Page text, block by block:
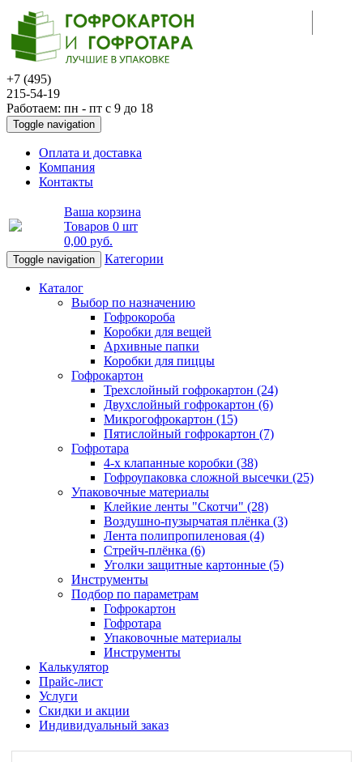
+7 (495)
215-54-19
Работаем: пн - пт с 9 до 18
Toggle navigation
Оплата и доставка
Компания
Контакты
Ваша корзина
Товаров 0 шт
0,00 руб.
Toggle navigation Категории
Каталог
Выбор по назначению
Гофрокороба
Коробки для вещей
Архивные папки
Коробки для пиццы
Гофрокартон
Трехслойный гофрокартон (24)
Двухслойный гофрокартон (6)
Микрогофрокартон (15)
Пятислойный гофрокартон (7)
Гофротара
4-х клапанные коробки (38)
Гофроупаковка сложной высечки (25)
Упаковочные материалы
Клейкие ленты "Скотчи" (28)
Воздушно-пузырчатая плёнка (3)
Лента полипропиленовая (4)
Стрейч-плёнка (6)
Уголки защитные картонные (5)
Инструменты
Подбор по параметрам
Гофрокартон
Гофротара
Упаковочные материалы
Инструменты
Калькулятор
Прайс-лист
Услуги
Скидки и акции
Индивидуальный заказ